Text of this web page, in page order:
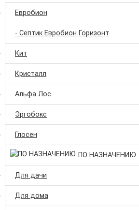
Евробион
- Септик Евробион Горизонт
Кит
Кристалл
Альфа Лос
Эргобокс
Глосен
ПО НАЗНАЧЕНИЮ
Для дачи
Для дома